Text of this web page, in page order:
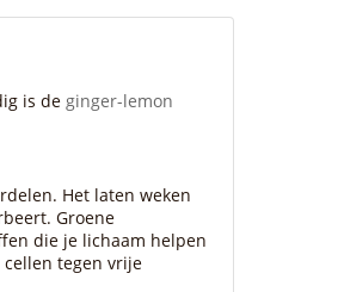
is de ginger-lemon
Het laten weken
Groene
die je lichaam helpen
tegen vrije